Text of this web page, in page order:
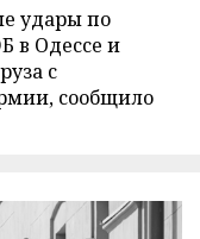
удары по
в Одессе и
с
сообщило